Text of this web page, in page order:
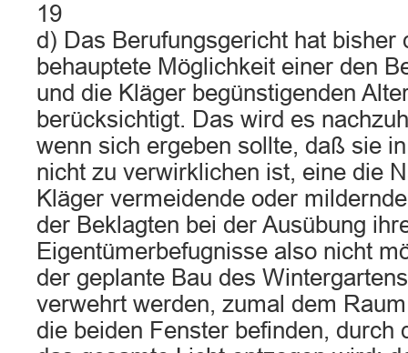
19
d) Das Berufungsgericht hat bisher
behauptete Möglichkeit einer den
und die Kläger begünstigenden
berücksichtigt. Das wird es
wenn sich ergeben sollte, daß sie
nicht zu verwirklichen ist, eine die
Kläger vermeidende oder
der Beklagten bei der Ausübung
Eigentümerbefugnisse also nicht
der geplante Bau des
verwehrt werden, zumal dem
die beiden Fenster befinden, durch